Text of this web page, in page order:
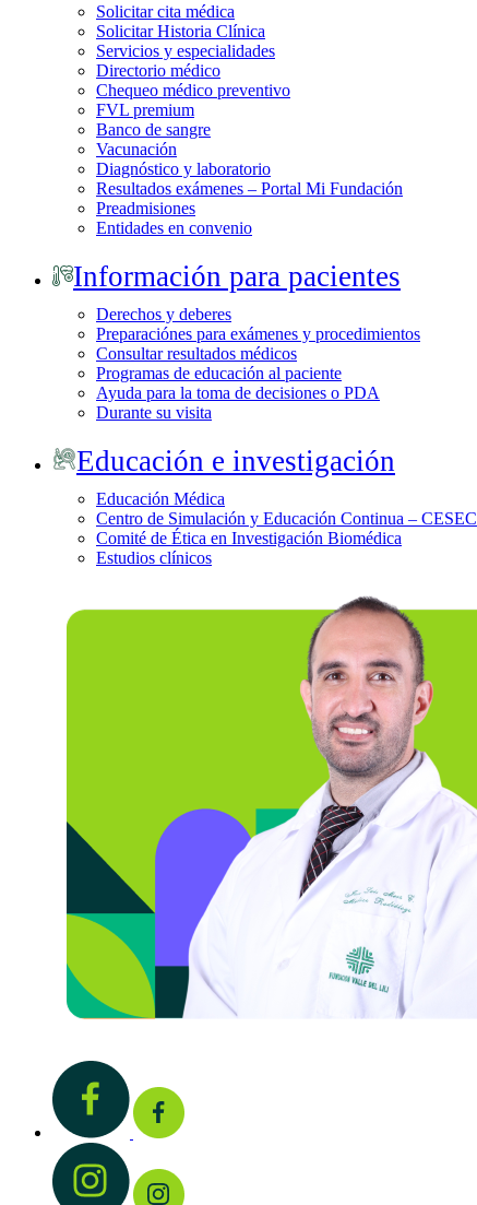
Solicitar cita médica
Solicitar Historia Clínica
Servicios y especialidades
Directorio médico
Chequeo médico preventivo
FVL premium
Banco de sangre
Vacunación
Diagnóstico y laboratorio
Resultados exámenes – Portal Mi Fundación
Preadmisiones
Entidades en convenio
Información para pacientes
Derechos y deberes
Preparaciónes para exámenes y procedimientos
Consultar resultados médicos
Programas de educación al paciente
Ayuda para la toma de decisiones o PDA
Durante su visita
Educación e investigación
Educación Médica
Centro de Simulación y Educación Continua – CESEC
Comité de Ética en Investigación Biomédica
Estudios clínicos